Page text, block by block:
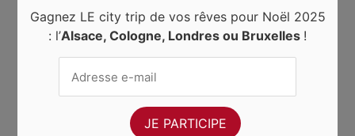
Gagnez LE city trip de vos rêves pour Noël 2025
: l’Alsace, Cologne, Londres ou Bruxelles !